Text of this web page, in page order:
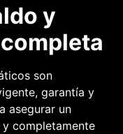
y
son
garantía y
asegurar un
completamente